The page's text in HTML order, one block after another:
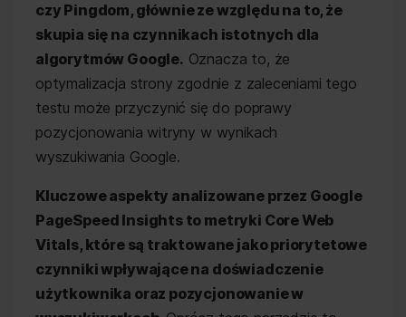
czy Pingdom, głównie ze względu na to, że
skupia się na czynnikach istotnych dla
algorytmów Google. Oznacza to, że
optymalizacja strony zgodnie z zaleceniami tego
testu może przyczynić się do poprawy
pozycjonowania witryny w wynikach
wyszukiwania Google.
Kluczowe aspekty analizowane przez Google
PageSpeed Insights to metryki Core Web
Vitals, które są traktowane jako priorytetowe
czynniki wpływające na doświadczenie
użytkownika oraz pozycjonowanie w